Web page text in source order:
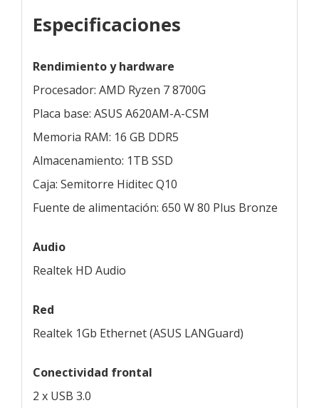
Especificaciones
Rendimiento y hardware
Procesador: AMD Ryzen 7 8700G
Placa base: ASUS A620AM-A-CSM
Memoria RAM: 16 GB DDR5
Almacenamiento: 1TB SSD
Caja: Semitorre Hiditec Q10
Fuente de alimentación: 650 W 80 Plus Bronze
Audio
Realtek HD Audio
Red
Realtek 1Gb Ethernet (ASUS LANGuard)
Conectividad frontal
2 x USB 3.0